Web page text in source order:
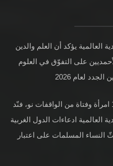
العالمية يؤكد أن العلم والدين
على التفوّق في العلوم
لعام 2026
في خطابٍ أمام أكثر من 1700 امرأة وفتاة من الواقفات نو، فنّد
العالمية ادعاءات الدول الغربية
النساء المسلمات على اعتبار